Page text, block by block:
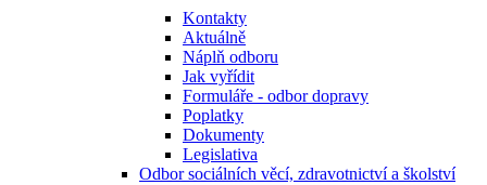
Kontakty
Aktuálně
Náplň odboru
Jak vyřídit
Formuláře - odbor dopravy
Poplatky
Dokumenty
Legislativa
Odbor sociálních věcí, zdravotnictví a školství